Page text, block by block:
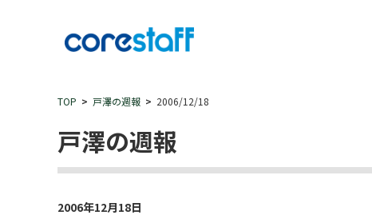
TOP 戸澤の週報 2006/12/18
戸澤の週報
2006年12月18日